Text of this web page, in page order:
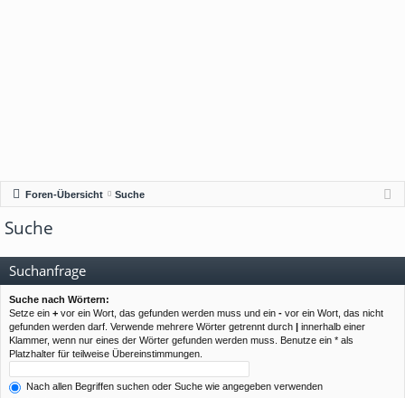
Foren-Übersicht Suche
Suche
Suchanfrage
Suche nach Wörtern:
Setze ein + vor ein Wort, das gefunden werden muss und ein - vor ein Wort, das nicht
gefunden werden darf. Verwende mehrere Wörter getrennt durch | innerhalb einer
Klammer, wenn nur eines der Wörter gefunden werden muss. Benutze ein * als
Platzhalter für teilweise Übereinstimmungen.
Nach allen Begriffen suchen oder Suche wie angegeben verwenden